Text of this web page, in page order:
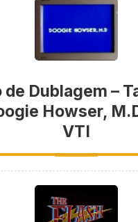
de Dublagem –
Howser,
VTI